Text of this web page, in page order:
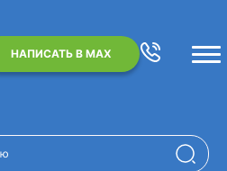
НАПИСАТЬ В MAX